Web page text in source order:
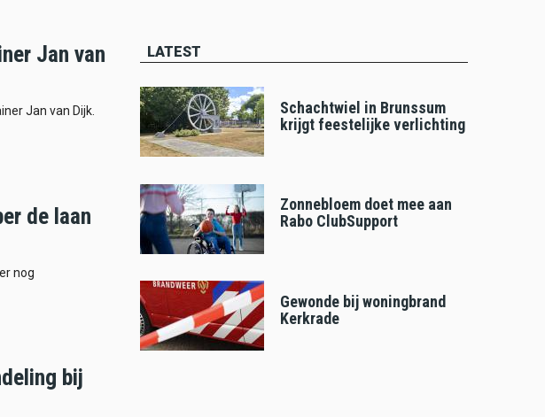
Jan van
Jan van Dijk.
de laan
nog
bij
LATEST
Schachtwiel in Brunssum
krijgt feestelijke verlichting
Zonnebloem doet mee aan
Rabo ClubSupport
Gewonde bij woningbrand
Kerkrade